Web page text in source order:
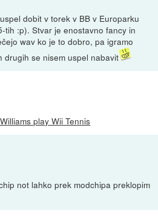
dobit v torek v BB v Europarku
tih :p). Stvar je enostavno fancy in
wav ko je to dobro, pa igramo
drugih se nisem uspel nabavit
play Wii Tennis
not lahko prek modchipa preklopim